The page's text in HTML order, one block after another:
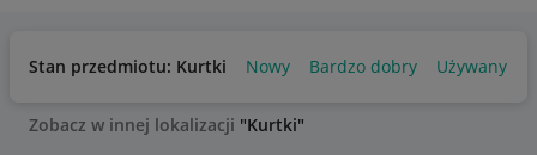
Stan przedmiotu: Kurtki Nowy Bardzo dobry Używany
Zobacz w innej lokalizacji "Kurtki"